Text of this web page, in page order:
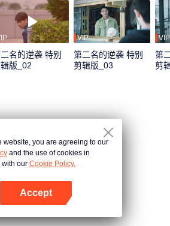
后狭路相逢，高仕德是自家收购的科技公司代
弃的万年老二决定逆袭，他或许学业赢不了他，
叫做收购方的骄傲！
名的逆袭 特别
版_02
VIP
第二名的逆袭 特别
剪辑版_03
VIP
第
剪
website, you are agreeing to our
and the use of cookies in
with our Cookie Policy.
Accept